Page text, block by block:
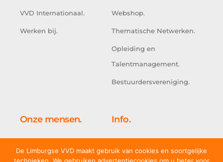
VVD Internationaal.
Werken bij.
Webshop.
Thematische Netwerken.
Opleiding en
Talentmanagement.
Bestuurdersvereniging.
Onze mensen.
Tweede Kamer.
Info.
Adresgegevens.
De Limburgse VVD maakt gebruik van cookies en soortgelijke